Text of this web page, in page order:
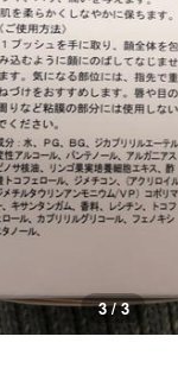
3 / 3